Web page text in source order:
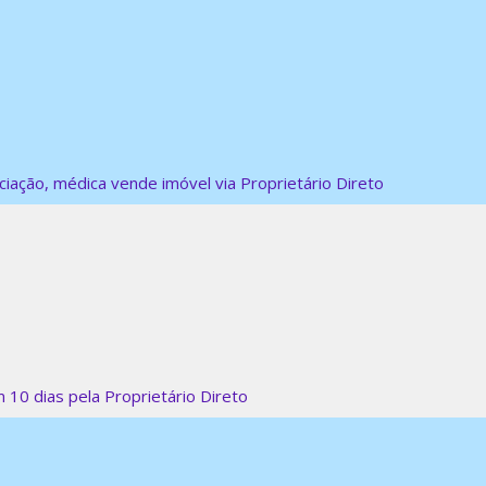
médica vende imóvel via Proprietário Direto
10 dias pela Proprietário Direto